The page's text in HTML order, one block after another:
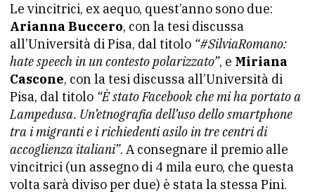
Le vincitrici, ex aequo, quest’anno sono due:
Arianna Buccero, con la tesi discussa
all’Università di Pisa, dal titolo “#SilviaRomano:
hate speech in un contesto polarizzato”, e Miriana
Cascone, con la tesi discussa all’Università di
Pisa, dal titolo “È stato Facebook che mi ha portato a
Lampedusa. Un’etnografia dell’uso dello smartphone
tra i migranti e i richiedenti asilo in tre centri di
accoglienza italiani”. A consegnare il premio alle
vincitrici (un assegno di 4 mila euro, che questa
volta sarà diviso per due) è stata la stessa Pini.